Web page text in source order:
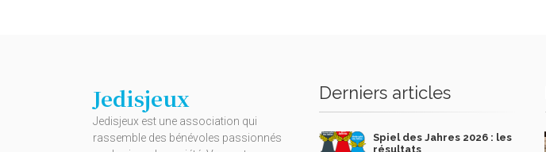
Jedisjeux
Jedisjeux est une association qui
rassemble des bénévoles passionnés
Derniers articles
Spiel des Jahres 2026 : les
résultats